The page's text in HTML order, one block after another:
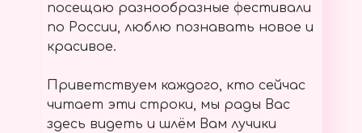
посещаю разнообразные фестивали
по России, люблю познавать новое и
красивое.
Приветствуем каждого, кто сейчас
читает эти строки, мы рады Вас
здесь видеть и шлём Вам лучики